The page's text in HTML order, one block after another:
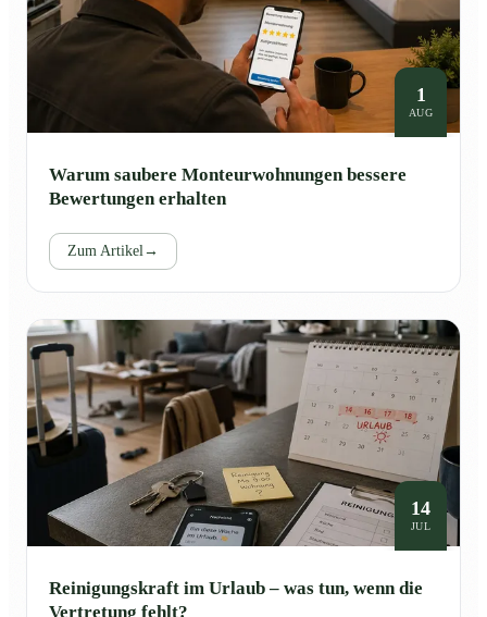
1
AUG
Warum saubere Monteurwohnungen bessere
Bewertungen erhalten
Zum Artikel →
14
JUL
Reinigungskraft im Urlaub – was tun, wenn die
Vertretung fehlt?